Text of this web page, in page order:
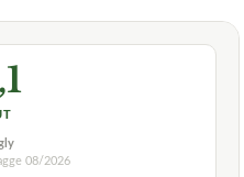
08/2026